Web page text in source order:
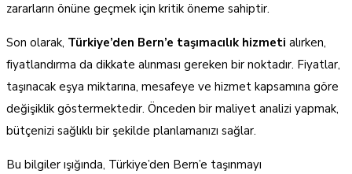
zararların önüne geçmek için kritik öneme sahiptir.
Son olarak, Türkiye’den Bern’e taşımacılık hizmeti alırken,
fiyatlandırma da dikkate alınması gereken bir noktadır. Fiyatlar,
taşınacak eşya miktarına, mesafeye ve hizmet kapsamına göre
değişiklik göstermektedir. Önceden bir maliyet analizi yapmak,
bütçenizi sağlıklı bir şekilde planlamanızı sağlar.
Bu bilgiler ışığında, Türkiye’den Bern’e taşınmayı